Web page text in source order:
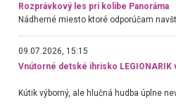
Rozprávkový les pri kolibe Panoráma
09.07.2026, 15:15
Vnútorné detské ihrisko LEGIONARIK